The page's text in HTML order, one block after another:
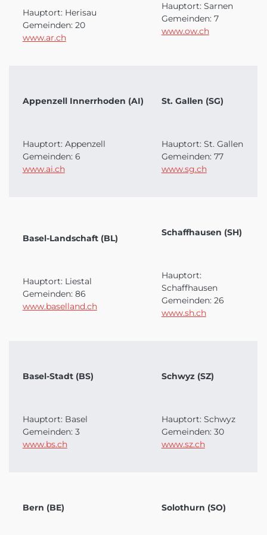
Hauptort: Herisau
Gemeinden: 20
www.ar.ch
Hauptort: Sarnen
Gemeinden: 7
www.ow.ch
Appenzell Innerrhoden (AI)
Hauptort: Appenzell
Gemeinden: 6
www.ai.ch
St. Gallen (SG)
Hauptort: St. Gallen
Gemeinden: 77
www.sg.ch
Basel-Landschaft (BL)
Hauptort: Liestal
Gemeinden: 86
www.baselland.ch
Schaffhausen (SH)
Hauptort:
Schaffhausen
Gemeinden: 26
www.sh.ch
Basel-Stadt (BS)
Hauptort: Basel
Gemeinden: 3
www.bs.ch
Schwyz (SZ)
Hauptort: Schwyz
Gemeinden: 30
www.sz.ch
Bern (BE) Solothurn (SO)